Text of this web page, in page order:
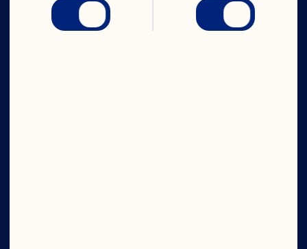
Vacatures
Ocean Spray Raad van Bestuur